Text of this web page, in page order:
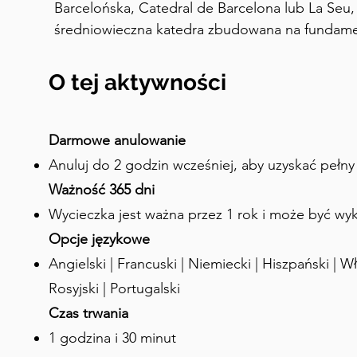
Barcelońska, Catedral de Barcelona lub La
średniowieczna katedra zbudowana na
fundamentach kościoła La Seu. La Seu jest
historia sięga początków IV wieku. Podczas
trzynastoletnia Eulalia skonfrontowała się z
Barcelony, odnośnie jego bezwzględnych
elokwentnych apeli, Dacjan skazał Eulalię na
spleciona z historią katedry i definiowała
XX wieku wykopaliska wzdłuż wschodniej
kościoła z IV wieku, w tym białe marmurowe
prymitywny kościół był domem dla relikwii
osiemdziesiątego piątego, kiedy to
Barcelonę, spalając i niszcząc katedrę.
O tej aktywności
Darmowe anulowanie
Anuluj do 2 godzin wcześniej, aby uzyskać
Ważność 365 dni
Wycieczka jest ważna przez 1 rok i może być
Opcje językowe
Angielski | Francuski | Niemiecki | Hiszpański |
Rosyjski | Portugalski
Czas trwania
1 godzina i 30 minut